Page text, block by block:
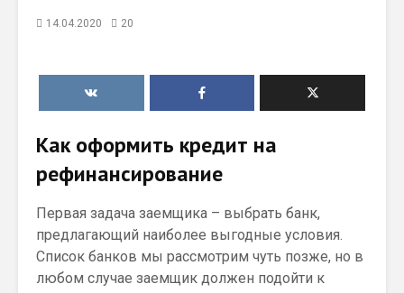
14.04.2020 20
Как оформить кредит на
рефинансирование
Первая задача заемщика – выбрать банк,
предлагающий наиболее выгодные условия.
Список банков мы рассмотрим чуть позже, но в
любом случае заемщик должен подойти к